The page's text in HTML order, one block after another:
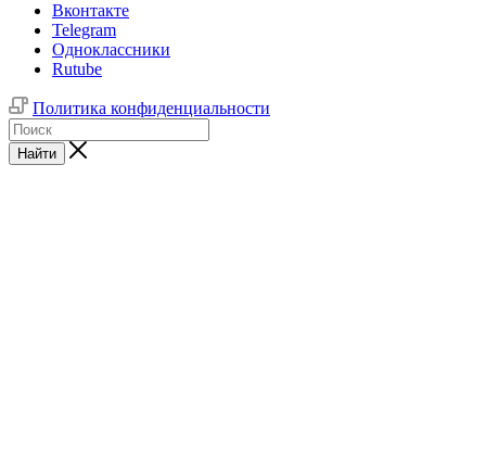
Вконтакте
Telegram
Одноклассники
Rutube
Политика конфиденциальности
Найти